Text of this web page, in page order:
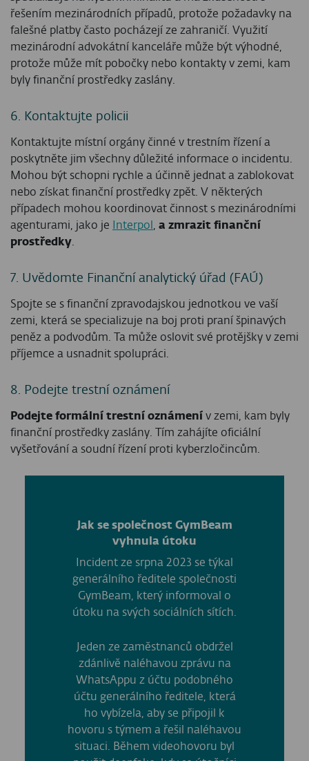
řešením mezinárodních případů, protože požadavky na
falešné platby často pocházejí ze zahraničí. Využití
mezinárodní advokátní kanceláře může být výhodné,
protože může mít pobočky nebo kontakty v zemi, kam
byly finanční prostředky zaslány.
6. Kontaktujte policii
Kontaktujte místní orgány činné v trestním řízení a
poskytněte jim všechny důležité informace o incidentu.
Mohou být schopni rychle a účinně jednat a zablokovat
nebo získat finanční prostředky zpět. V některých
případech mohou koordinovat činnost s mezinárodními
agenturami, jako je Interpol , a zmrazit finanční
prostředky.
7. Uvědomte Finanční analytický úřad (FAÚ)
Spojte se s finanční zpravodajskou jednotkou ve vaší
zemi, která se specializuje na boj proti praní špinavých
peněz a podvodům. Ta může oslovit své protějšky v zemi
příjemce a usnadnit spolupráci.
8. Podejte trestní oznámení
Podejte formální trestní oznámení v zemi, kam byly
finanční prostředky zaslány. Tím zahájíte oficiální
vyšetřování a soudní řízení proti kyberzločincům.
Jak se společnost GymBeam
vyhnula útoku
Incident ze srpna 2023 se týkal
generálního ředitele společnosti
GymBeam, který informoval o
útoku na svých sociálních sítích.
Jeden ze zaměstnanců obdržel
zdánlivě naléhavou zprávu na
WhatsAppu z účtu podobného
účtu generálního ředitele, která
ho vybízela, aby se připojil k
hovoru s týmem a řešil naléhavou
situaci. Během videohovoru byl